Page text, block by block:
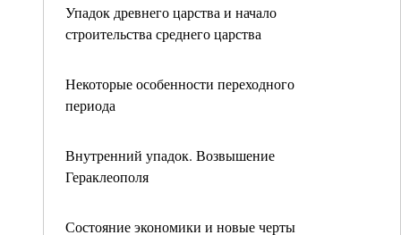
Упадок древнего царства и начало
строительства среднего царства
Некоторые особенности переходного
периода
Внутренний упадок. Возвышение
Гераклеополя
Состояние экономики и новые черты